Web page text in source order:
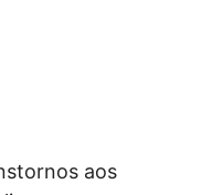
aos